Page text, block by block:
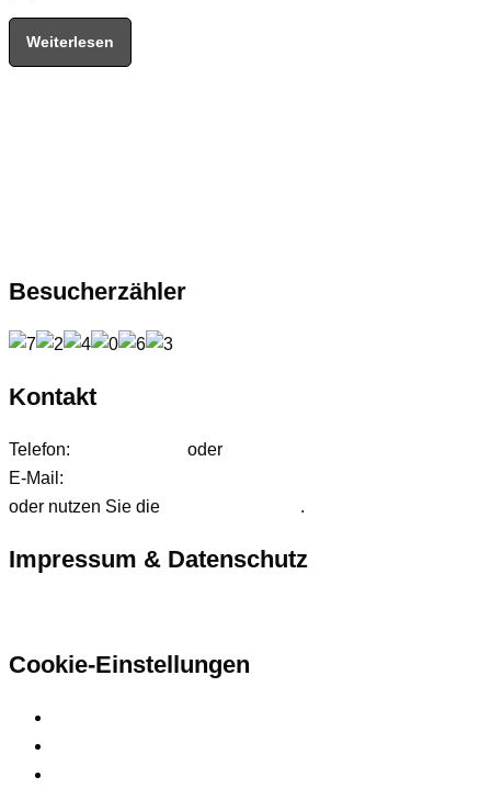
Weiterlesen
Besucherzähler
Kontakt
Telefon: oder
E-Mail:
oder nutzen Sie die
.
Impressum & Datenschutz
Cookie-Einstellungen